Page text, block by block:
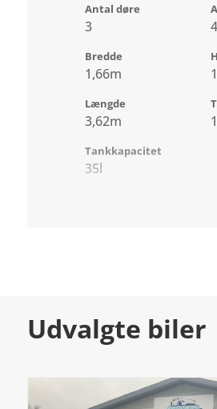
Antal døre
3 4
Bredde
1,66m
Længde
3,62m
Tankkapacitet
35l
Udvalgte biler